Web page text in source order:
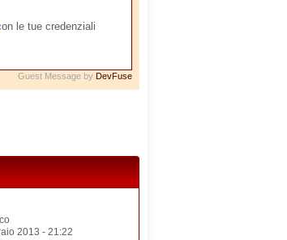
le tue credenziali
Guest Message by DevFuse
2013 - 21:22